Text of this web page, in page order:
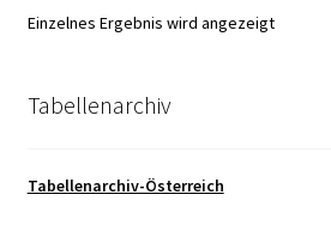
Einzelnes Ergebnis wird angezeigt
Tabellenarchiv
Tabellenarchiv-Österreich